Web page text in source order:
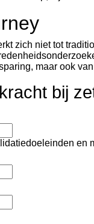
zich niet tot
maar ook
bij
en